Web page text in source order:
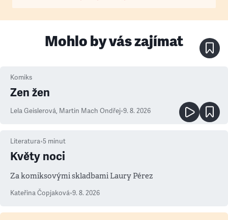
Mohlo by vás zajímat
Komiks
Zen žen
Lela Geislerová, Martin Mach Ondřej•9. 8. 2026
Literatura•5 minut
Květy noci
Za komiksovými skladbami Laury Pérez
Kateřina Čopjaková•9. 8. 2026